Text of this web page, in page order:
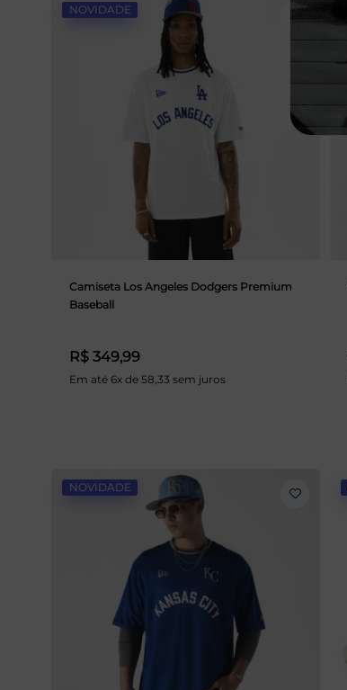
NOVIDADE
Camiseta Los Angeles Dodgers Premium
Baseball
R$ 349,99
Em até 6x de 58,33 sem juros
NOVIDADE